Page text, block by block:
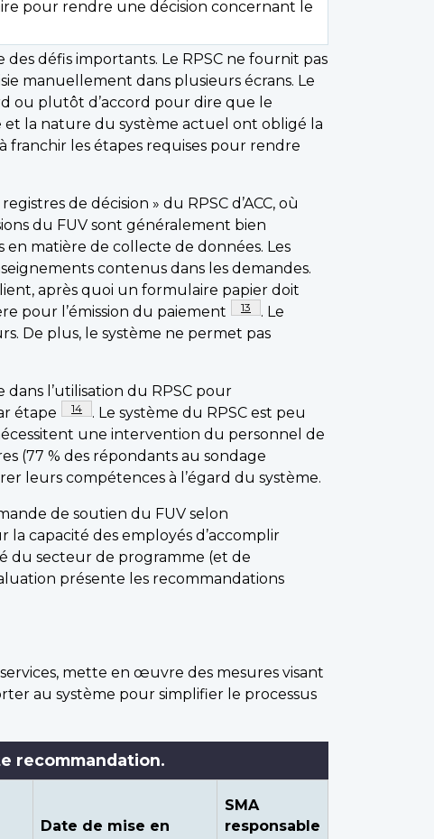
défis importants. Le RPSC ne fournit pas
manuellement dans plusieurs écrans. Le
ou plutôt d’accord pour dire que le
et la nature du système actuel ont obligé la
les étapes requises pour rendre
de décision » du RPSC d’ACC, où
du FUV sont généralement bien
matière de collecte de données. Les
contenus dans les demandes.
après quoi un formulaire papier doit
pour l’émission du paiement
Note de bas de page
13
. Le
De plus, le système ne permet pas
l’utilisation du RPSC pour
étape
Note de bas de page
14
. Le système du RPSC est peu
une intervention du personnel de
(77 % des répondants au sondage
leurs compétences à l’égard du système.
de soutien du FUV selon
capacité des employés d’accomplir
du secteur de programme (et de
présente les recommandations
mette en œuvre des mesures visant
au système pour simplifier le processus
recommandation.
Date de mise en
SMA
responsable